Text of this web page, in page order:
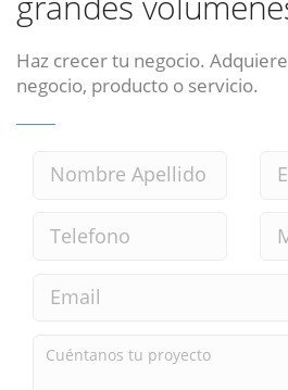
Haz crecer tu negocio.
negocio, producto o servicio.